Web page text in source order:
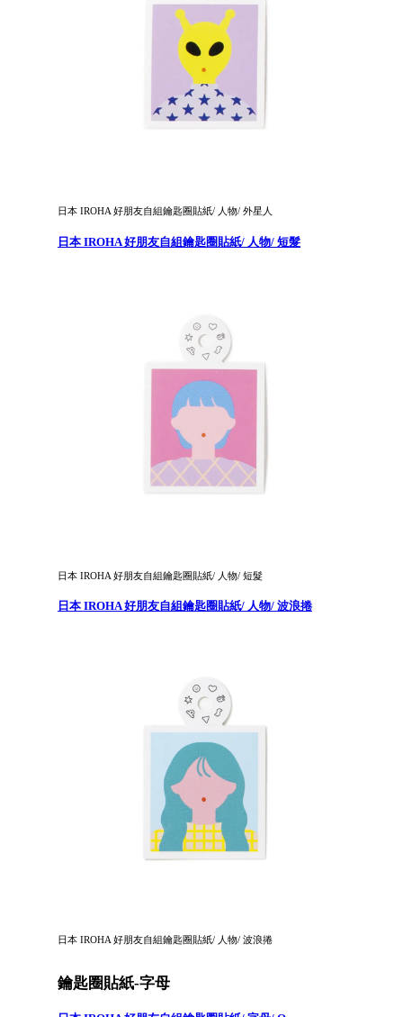
日本 IROHA 好朋友自組鑰匙圈貼紙/ 人物/ 外星人
日本 IROHA 好朋友自組鑰匙圈貼紙/ 人物/ 短髮
日本 IROHA 好朋友自組鑰匙圈貼紙/ 人物/ 短髮
日本 IROHA 好朋友自組鑰匙圈貼紙/ 人物/ 波浪捲
日本 IROHA 好朋友自組鑰匙圈貼紙/ 人物/ 波浪捲
鑰匙圈貼紙-字母